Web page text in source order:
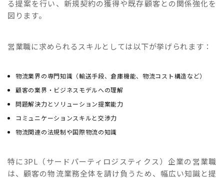
る提案を行い、新規契約の獲得や既存顧客との関係強化を
図ります。
営業職に求められるスキルとしては以下が挙げられます：
物流業界の専門知識（輸送手段、倉庫機能、物流コスト構造など）
顧客の業界・ビジネスモデルへの理解
問題解決力とソリューション提案能力
コミュニケーションスキルと交渉力
物流関連の法規制や国際物流の知識
特に3PL（サードパーティロジスティクス）企業の営業職
は、顧客の物流業務全体を請け負うため、幅広い知識と提